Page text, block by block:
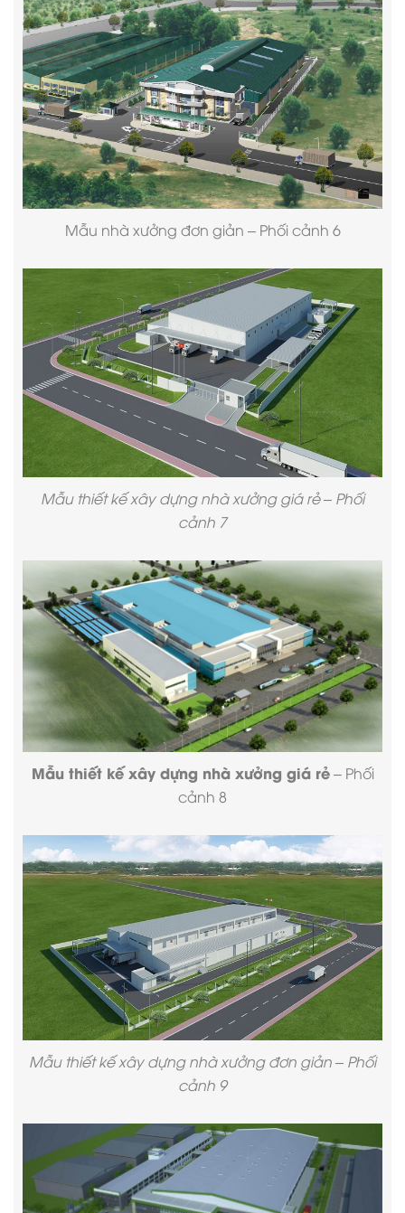
Mẫu nhà xưởng đơn giản – Phối cảnh 6
Mẫu thiết kế xây dựng nhà xưởng giá rẻ – Phối
cảnh 7
Mẫu thiết kế xây dựng nhà xưởng giá rẻ– Phối
cảnh 8
Mẫu thiết kế xây dựng nhà xưởng đơn giản – Phối
cảnh 9